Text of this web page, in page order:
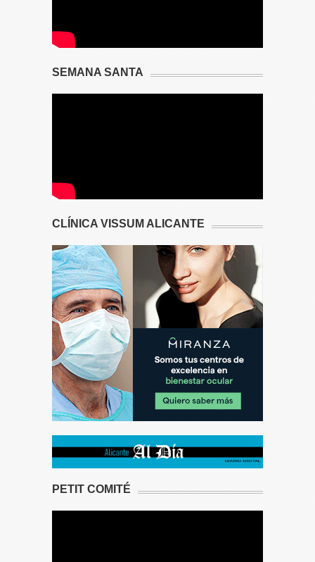
SEMANA SANTA
CLÍNICA VISSUM ALICANTE
PETIT COMITÉ